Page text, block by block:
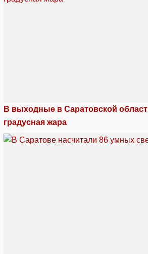
В выходные в Саратовской
градусная жара